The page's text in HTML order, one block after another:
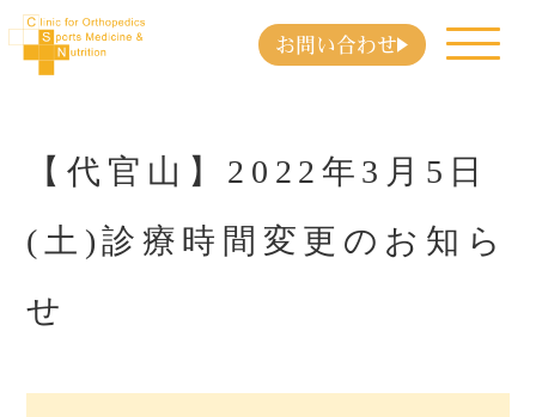
お問い合わせ
【代官山】2022年3月5日
(土)診療時間変更のお知ら
せ